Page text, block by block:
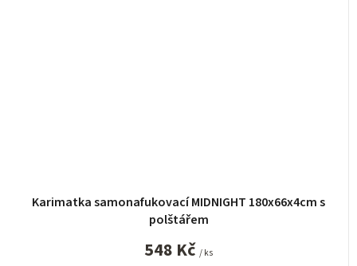
Karimatka samonafukovací MIDNIGHT 180x66x4cm s
polštářem
548 Kč / ks